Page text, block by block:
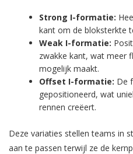
Strong I-formatie:
kant om de bloksterkte
Weak I-formatie:
zwakke kant, wat meer
mogelijk maakt.
Offset I-formatie: De
gepositioneerd, wat
rennen creëert.
Deze variaties stellen teams in
aan te passen terwijl ze de